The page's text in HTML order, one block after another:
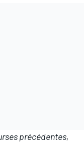
précédentes,